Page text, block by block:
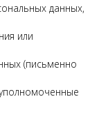
данных,
или
(письменно